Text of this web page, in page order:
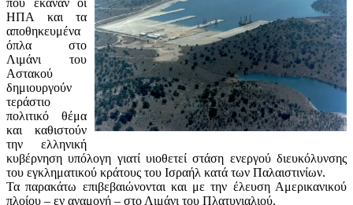
ΗΠΑ και τα
αποθηκευμένα
όπλα στο
Λιμάνι του
Αστακού
δημιουργούν
τεράστιο
πολιτικό θέμα
και καθιστούν
την ελληνική
κυβέρνηση υπόλογη γιατί υιοθετεί στάση ενεργού διευκόλυνσης
του εγκληματικού κράτους του Ισραήλ κατά των Παλαιστινίων.
Τα παρακάτω επιβεβαιώνονται και με την έλευση Αμερικανικού
πλοίου – εν αναμονή – στο Λιμάνι του Πλατυγιαλιού.